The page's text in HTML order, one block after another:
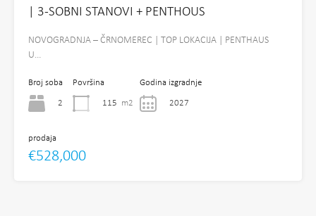
| 3-SOBNI STANOVI + PENTHOUS
NOVOGRADNJA – ČRNOMEREC | TOP LOKACIJA | PENTHAUS
U…
Broj soba
2
Površina
115 m2
Godina izgradnje
2027
prodaja
€528,000